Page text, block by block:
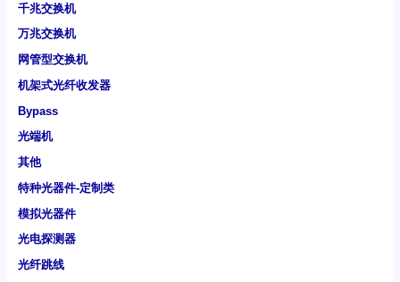
千兆交换机
万兆交换机
网管型交换机
机架式光纤收发器
Bypass
光端机
其他
特种光器件-定制类
模拟光器件
光电探测器
光纤跳线